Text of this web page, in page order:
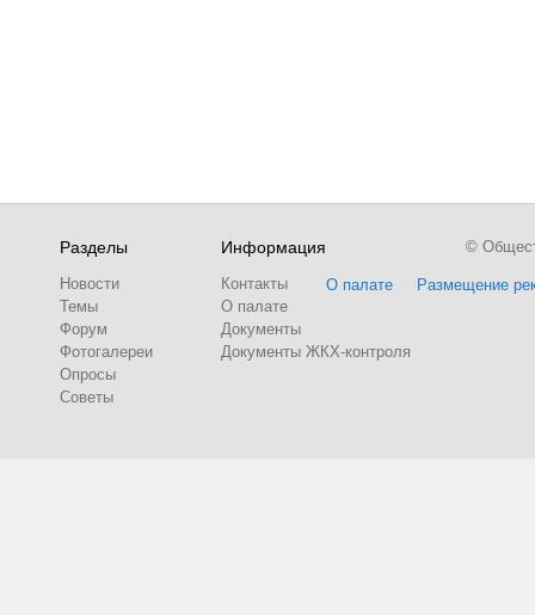
Разделы
Новости
Темы
Форум
Фотогалереи
Опросы
Советы
Информация
Контакты
О палате
Документы
Документы ЖКХ-контроля
О палате Размещение
©